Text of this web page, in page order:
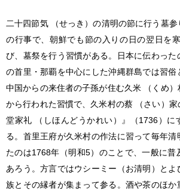
二十四節気 （せっき）の清明の節に行う墓
の行事で、朝鮮でも節の入りの日の翌日を
び、墓祭を行う習慣がある。日本に伝わった
の首里・那覇を中心にした沖縄群島では習俗
中国からの来住者の子孫が住む久米 （くめ）
から行われた習慣で、久米村の蔡 （さい）
堂家礼 （しほんどうかれい）』（1736）に
る。首里王府が久米村の作法に習って毎年清
たのは1768年（明和5）のことで、一般に普
あろう。方言ではウシーミー（お清明）と
族とその縁者が集まって参る。酒や茶のほか